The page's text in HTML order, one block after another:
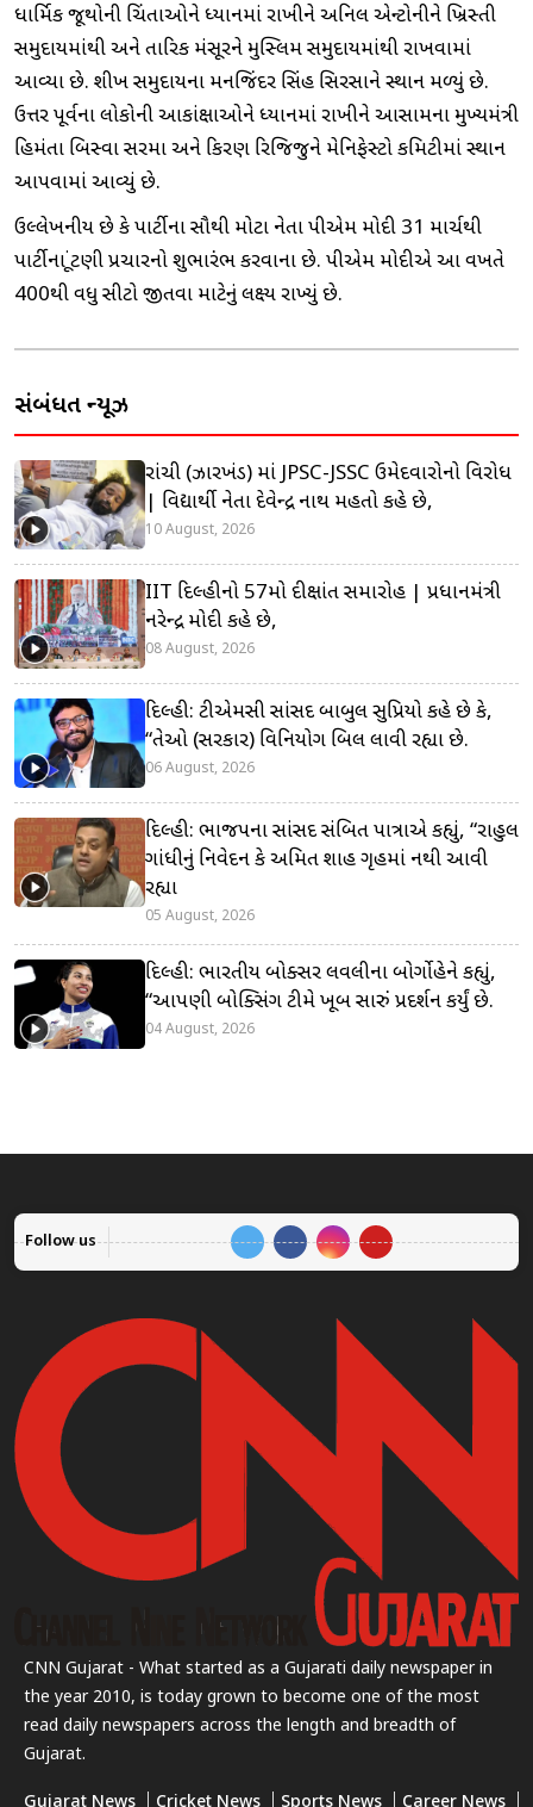
ધાર્મિક જૂથોની ચિંતાઓને ધ્યાનમાં રાખીને અનિલ એન્ટોનીને ખ્રિસ્તી
સમુદાયમાંથી અને તારિક મંસૂરને મુસ્લિમ સમુદાયમાંથી રાખવામાં
આવ્યા છે. શીખ સમુદાયના મનજિંદર સિંહ સિરસાને સ્થાન મળ્યું છે.
ઉત્તર પૂર્વના લોકોની આકાંક્ષાઓને ધ્યાનમાં રાખીને આસામના મુખ્યમંત્રી
હિમંતા બિસ્વા સરમા અને કિરણ રિજિજુને મેનિફેસ્ટો કમિટીમાં સ્થાન
આપવામાં આવ્યું છે.
ઉલ્લેખનીય છે કે પાર્ટીના સૌથી મોટા નેતા પીએમ મોદી 31 માર્ચથી
પાર્ટીના ચૂંટણી પ્રચારનો શુભારંભ કરવાના છે. પીએમ મોદીએ આ વખતે
400થી વધુ સીટો જીતવા માટેનું લક્ષ્ય રાખ્યું છે.
સંબંધિત ન્યૂઝ
રાંચી (ઝારખંડ) માં JPSC-JSSC ઉમેદવારોનો વિરોધ
| વિદ્યાર્થી નેતા દેવેન્દ્ર નાથ મહતો કહે છે,
10 August, 2026
IIT દિલ્હીનો 57મો દીક્ષાંત સમારોહ | પ્રધાનમંત્રી
નરેન્દ્ર મોદી કહે છે,
08 August, 2026
દિલ્હી: ટીએમસી સાંસદ બાબુલ સુપ્રિયો કહે છે કે,
“તેઓ (સરકાર) વિનિયોગ બિલ લાવી રહ્યા છે.
06 August, 2026
દિલ્હી: ભાજપના સાંસદ સંબિત પાત્રાએ કહ્યું, “રાહુલ
ગાંધીનું નિવેદન કે અમિત શાહ ગૃહમાં નથી આવી
રહ્યા
05 August, 2026
દિલ્હી: ભારતીય બોક્સર લવલીના બોર્ગોહેને કહ્યું,
“આપણી બોક્સિંગ ટીમે ખૂબ સારું પ્રદર્શન કર્યું છે.
04 August, 2026
Follow us
CNN Gujarat - What started as a Gujarati daily newspaper in
the year 2010, is today grown to become one of the most
read daily newspapers across the length and breadth of
Gujarat.
Gujarat News Cricket News Sports News Career News